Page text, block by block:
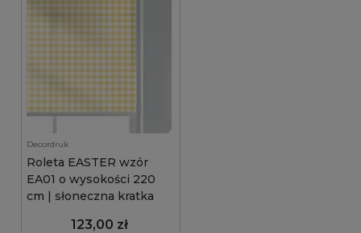
Decordruk
Roleta EASTER wzór
EA01 o wysokości 220
cm | słoneczna kratka
123,00 zł